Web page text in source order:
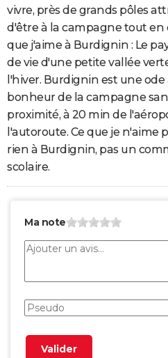
vivre, près de grands pôles
d'être à la campagne tout en
que j'aime à Burdignin : Le
de vie d'une petite vallée
l'hiver. Burdignin est une ode
bonheur de la campagne
proximité, à 20 min de
l'autoroute. Ce que je n'aime
rien à Burdignin, pas un
scolaire.
Ma note